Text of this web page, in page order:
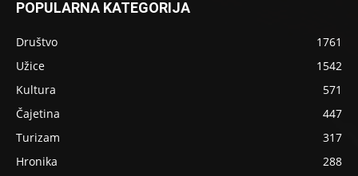
POPULARNA KATEGORIJA
Društvo
1761
Užice
1542
Kultura
571
Čajetina
447
Turizam
317
Hronika
288